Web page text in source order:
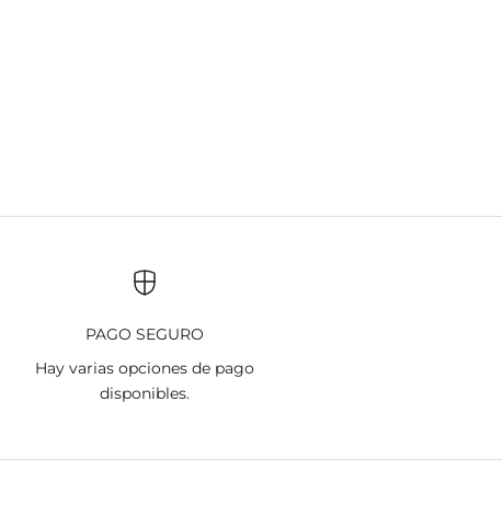
PAGO SEGURO
Hay varias opciones de pago
disponibles.